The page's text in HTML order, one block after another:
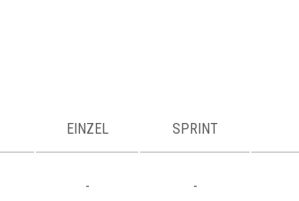
EINZEL SPRINT
- -